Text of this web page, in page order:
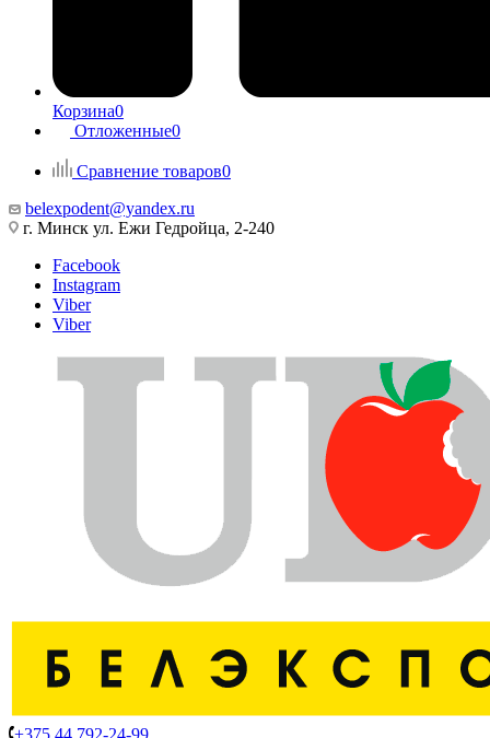
Корзина0
Отложенные0
Сравнение товаров0
belexpodent@yandex.ru
г. Минск ул. Ежи Гедройца, 2-240
Facebook
Instagram
Viber
Viber
+375 44 792-24-99